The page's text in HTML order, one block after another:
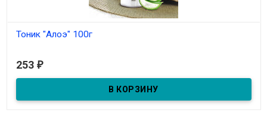
Тоник "Алоэ" 100г
253 ₽